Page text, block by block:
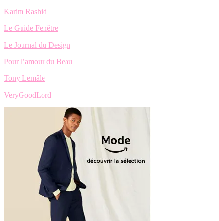
Karim Rashid
Le Guide Fenêtre
Le Journal du Design
Pour l’amour du Beau
Tony Lemâle
VeryGoodLord